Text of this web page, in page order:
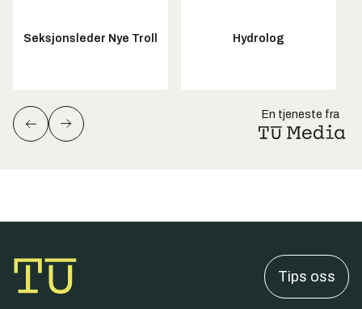
Seksjonsleder Nye Troll Hydrolog
En tjeneste fra
Tips oss